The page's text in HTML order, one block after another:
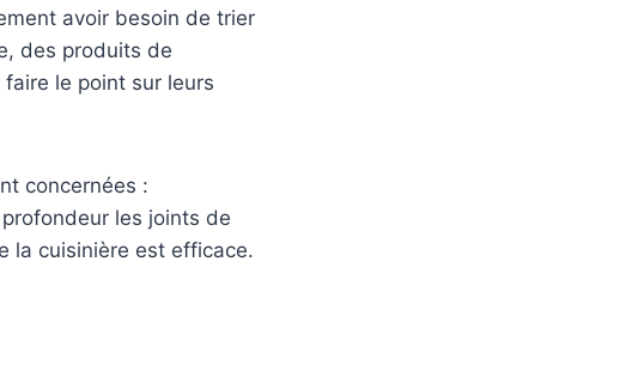
avoir besoin de trier
des produits de
le point sur leurs
concernées :
les joints de
la cuisinière est efficace.